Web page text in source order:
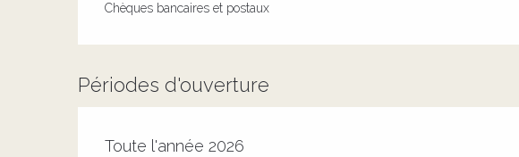
Chèques bancaires et postaux
Périodes d'ouverture
Toute l'année 2026